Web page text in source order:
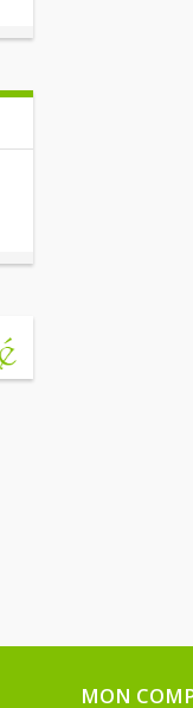
MON